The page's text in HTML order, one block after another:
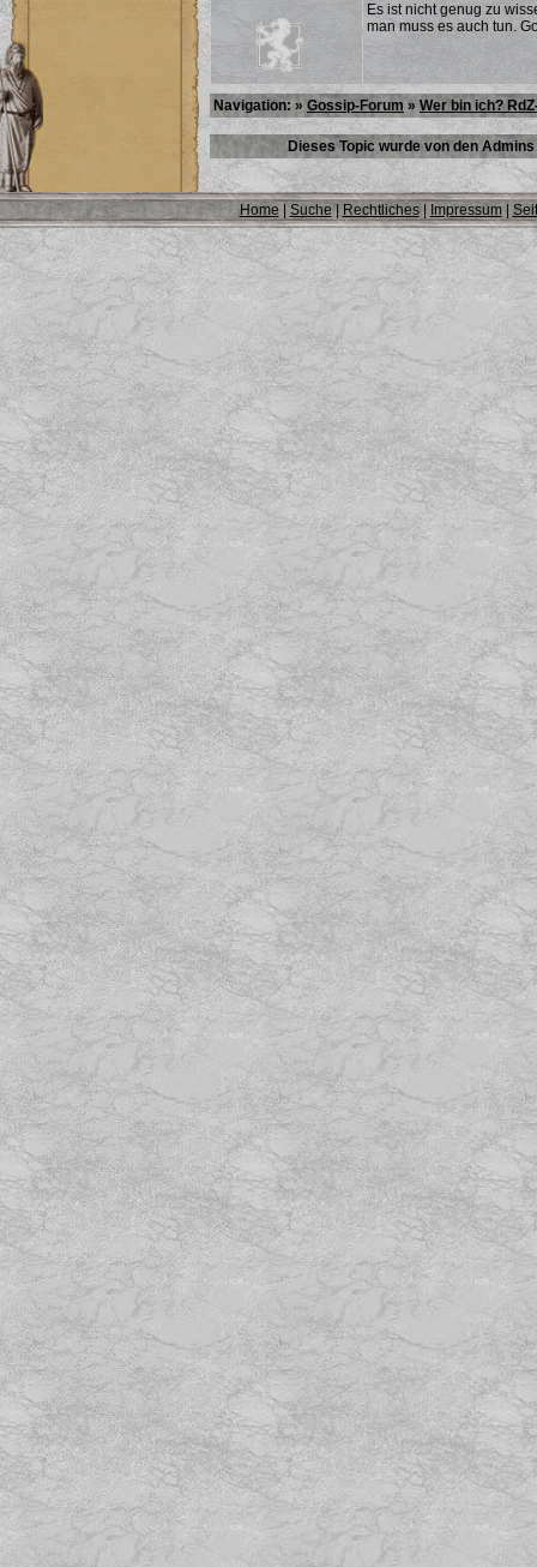
Es ist nicht genug zu
man muss es auch tun.
Navigation: » Gossip-Forum » Wer bin ich?
Dieses Topic wurde von den
Home| Suche | Rechtliches| Impressum|